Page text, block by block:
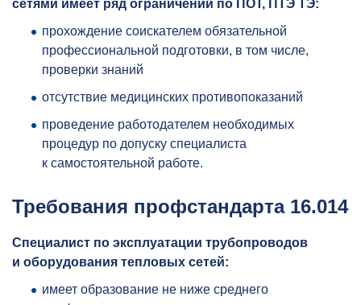
сетями имеет ряд ограничений по ПОТ, ПТЭ ТЭ:
прохождение соискателем обязательной
профессиональной подготовки, в том числе,
проверки знаний
отсутствие медицинских противопоказаний
проведение работодателем необходимых
процедур по допуску специалиста
к самостоятельной работе.
Требования профстандарта 16.014
Специалист по эксплуатации трубопроводов
и оборудования тепловых сетей:
имеет образование не ниже среднего